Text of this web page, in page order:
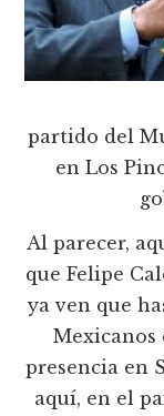
partido del
en Los
Al parecer,
que Felipe
ya ven que
Mexicanos
presencia en
aquí, en el